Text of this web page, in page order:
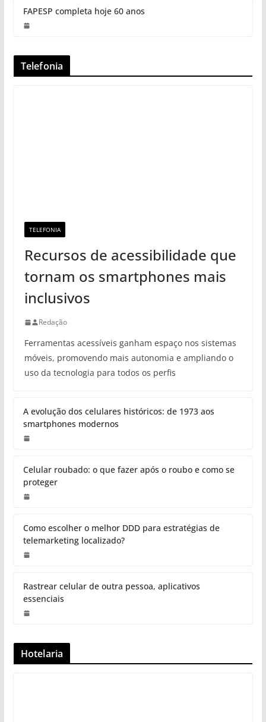
FAPESP completa hoje 60 anos
Telefonia
TELEFONIA
Recursos de acessibilidade que
tornam os smartphones mais
inclusivos
Redação
Ferramentas acessíveis ganham espaço nos sistemas
móveis, promovendo mais autonomia e ampliando o
uso da tecnologia para todos os perfis
A evolução dos celulares históricos: de 1973 aos
smartphones modernos
Celular roubado: o que fazer após o roubo e como se
proteger
Como escolher o melhor DDD para estratégias de
telemarketing localizado?
Rastrear celular de outra pessoa, aplicativos
essenciais
Hotelaria